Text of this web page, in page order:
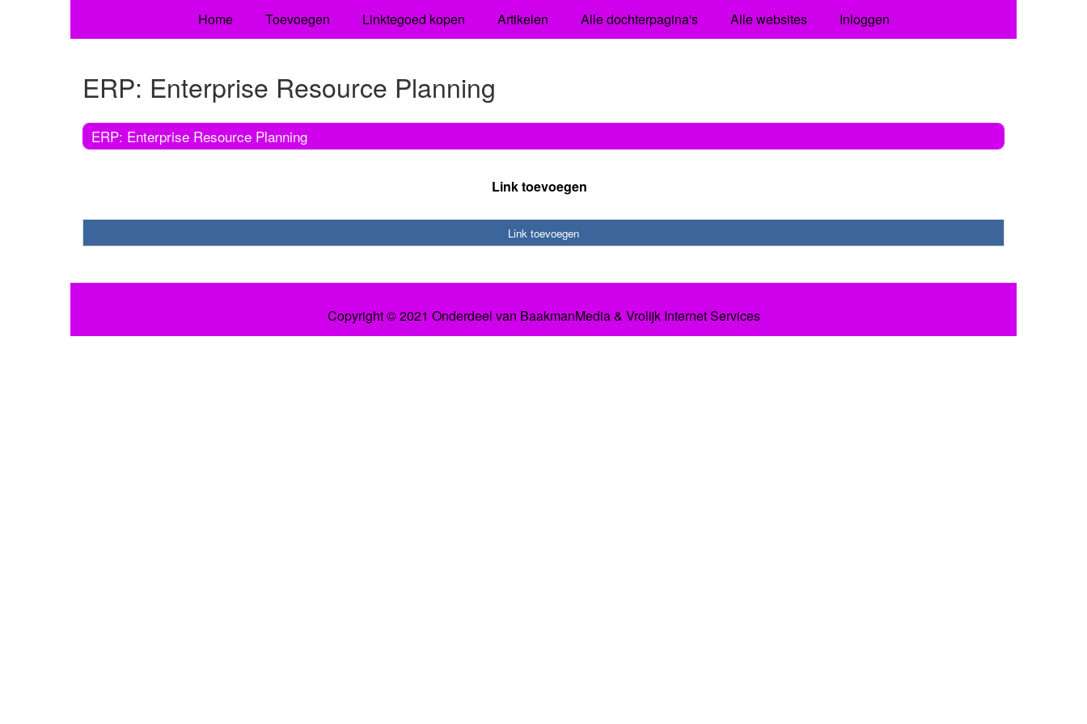
Home Toevoegen Linktegoed kopen Artikelen Alle dochterpagina's Alle websites Inloggen
ERP: Enterprise Resource Planning
ERP: Enterprise Resource Planning
Link toevoegen
Link toevoegen
Copyright © 2021 Onderdeel van BaakmanMedia& Vrolijk Internet Services